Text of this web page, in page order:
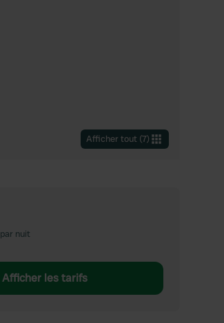
Afficher tout (7)
par nuit
Afficher les tarifs